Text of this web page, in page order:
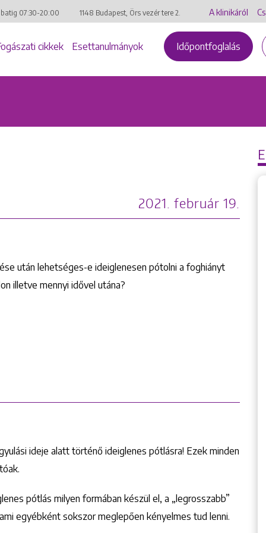
07:30-20:00 1148 Budapest, Örs vezér tere 2. A klinikáról
cikkek Esettanulmányok Időpontfoglalás
2021. február 19.
után lehetséges-e ideiglenesen pótolni a foghiányt
illetve mennyi idővel utána?
ideje alatt történő ideiglenes pótlásra! Ezek minden
pótlás milyen formában készül el, a „legrosszabb”
egyébként sokszor meglepően kényelmes tud lenni.